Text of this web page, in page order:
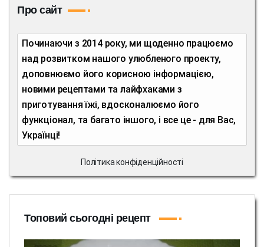
Про сайт
Починаючи з 2014 року, ми щоденно працюємо
над розвитком нашого улюбленого проекту,
доповнюємо його корисною інформацією,
новими рецептами та лайфхаками з
приготування їжі, вдосконалюємо його
функціонал, та багато іншого, і все це - для Вас,
Українці!
Політика конфіденційності
Топовий сьогодні рецепт